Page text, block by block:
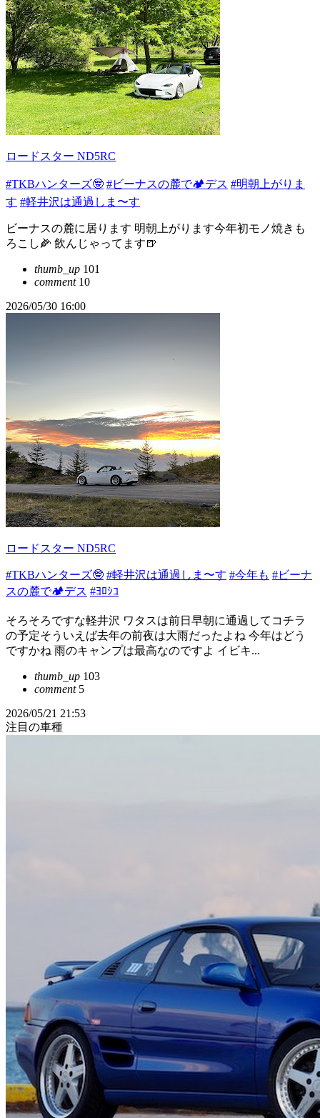
ロードスター ND5RC
#TKBハンターズ🤓 #ビーナスの麓で🏕️デス #明朝上がりま
す #軽井沢は通過しま〜す
ビーナスの麓に居ります 明朝上がります今年初モノ焼きも
ろこし🌽 飲んじゃってます🍺
thumb_up 101
comment10
2026/05/30 16:00
ロードスター ND5RC
#TKBハンターズ🤓 #軽井沢は通過しま〜す #今年も #ビーナ
スの麓で🏕️デス #ﾖﾛｼｺ
そろそろですな軽井沢 ワタスは前日早朝に通過してコチラ
の予定そういえば去年の前夜は大雨だったよね 今年はどう
ですかね 雨のキャンプは最高なのですよ イビキ...
thumb_up 103
comment5
2026/05/21 21:53
注目の車種